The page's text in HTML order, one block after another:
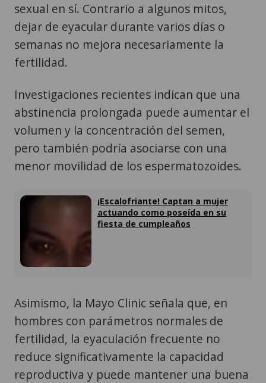
sexual en sí. Contrario a algunos mitos,
dejar de eyacular durante varios días o
semanas no mejora necesariamente la
fertilidad.
Investigaciones recientes indican que una
abstinencia prolongada puede aumentar el
volumen y la concentración del semen,
pero también podría asociarse con una
menor movilidad de los espermatozoides.
¡Escalofriante! Captan a mujer
actuando como poseída en su
fiesta de cumpleaños
Asimismo, la Mayo Clinic señala que, en
hombres con parámetros normales de
fertilidad, la eyaculación frecuente no
reduce significativamente la capacidad
reproductiva y puede mantener una buena